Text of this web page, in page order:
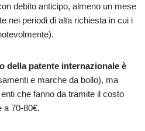
debito anticipo, almeno un mese
nei periodi di alta richiesta in cui i
della patente internazionale è
e marche da bollo), ma
che fanno da tramite il costo
a 70-80€.